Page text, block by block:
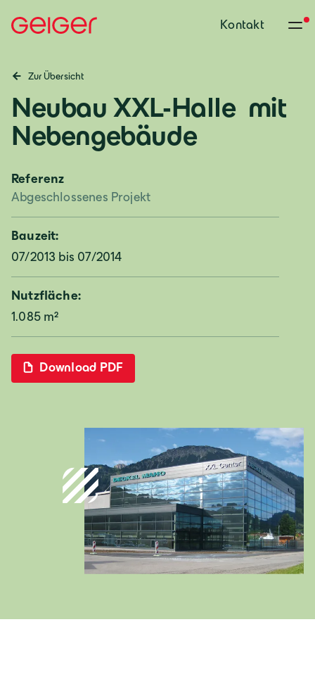
Kontakt
Zur Übersicht
Neubau XXL-Halle ­ mit
Nebengebäude
Referenz
Abgeschlossenes Projekt
Bauzeit:
07/2013 bis 07/2014
Nutzfläche:
1.085 m²
Download PDF
Deutschland
Deutsch
Deutsch
Italia
România
Lb. română